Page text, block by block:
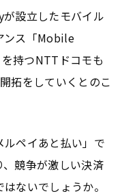
設立したモバイル
ンス「Mobile
持つNTTドコモも
拓をしていくとのこ
ペイあと払い」で
競争が激しい決済
ないでしょうか。